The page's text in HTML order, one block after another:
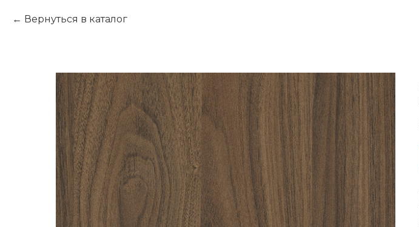
Вернуться в каталог